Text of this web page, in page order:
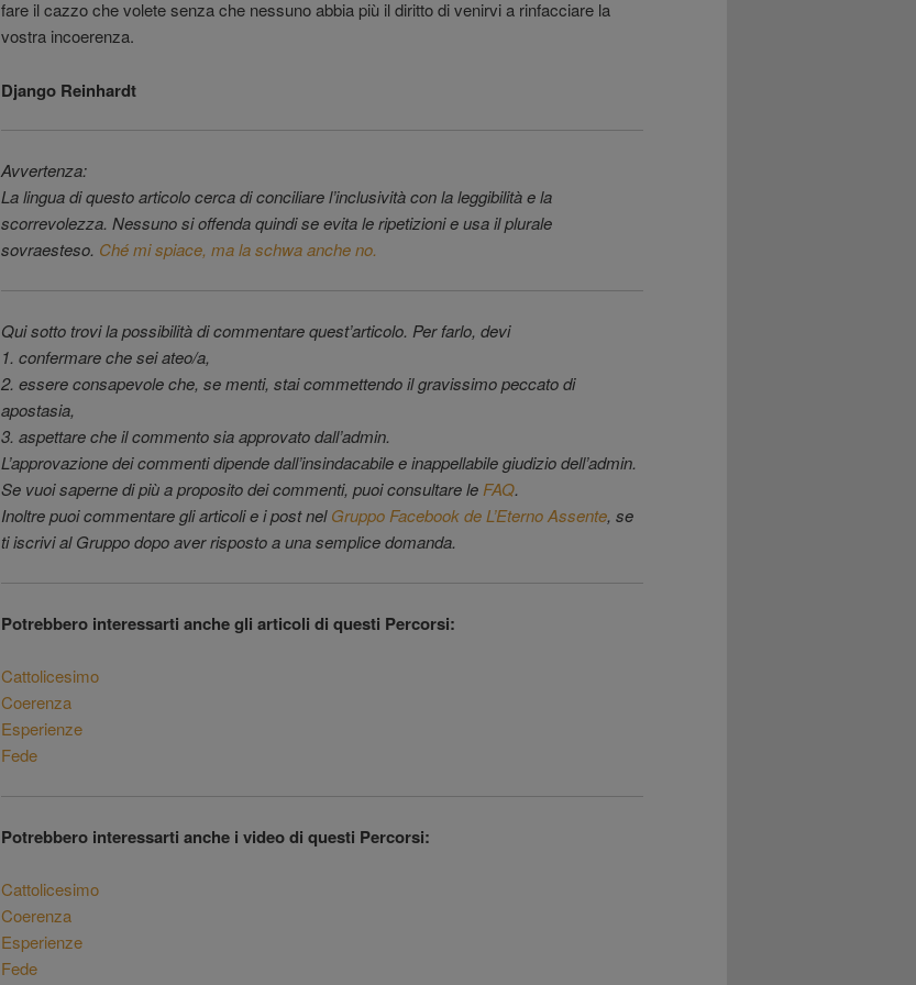
fare il cazzo che volete senza che nessuno abbia più il diritto di venirvi a rinfacciare la
vostra incoerenza.
Django Reinhardt
Avvertenza:
La lingua di questo articolo cerca di conciliare l’inclusività con la leggibilità e la
scorrevolezza. Nessuno si offenda quindi se evita le ripetizioni e usa il plurale
sovraesteso. Ché mi spiace, ma la schwa anche no.
Qui sotto trovi la possibilità di commentare quest’articolo. Per farlo, devi
1. confermare che sei ateo/a,
2. essere consapevole che, se menti, stai commettendo il gravissimo peccato di
apostasia,
3. aspettare che il commento sia approvato dall’admin.
L’approvazione dei commenti dipende dall’insindacabile e inappellabile giudizio dell’admin.
Se vuoi saperne di più a proposito dei commenti, puoi consultare leFAQ.
Inoltre puoi commentare gli articoli e i post nelGruppo Facebook de L’Eterno Assente, se
ti iscrivi al Gruppo dopo aver risposto a una semplice domanda.
Potrebbero interessarti anche gli articoli di questi Percorsi:
Cattolicesimo
Coerenza
Esperienze
Fede
Potrebbero interessarti anche i video di questi Percorsi:
Cattolicesimo
Coerenza
Esperienze
Fede